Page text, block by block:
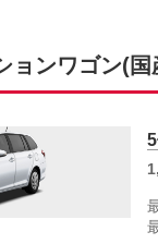
ョンワゴン(